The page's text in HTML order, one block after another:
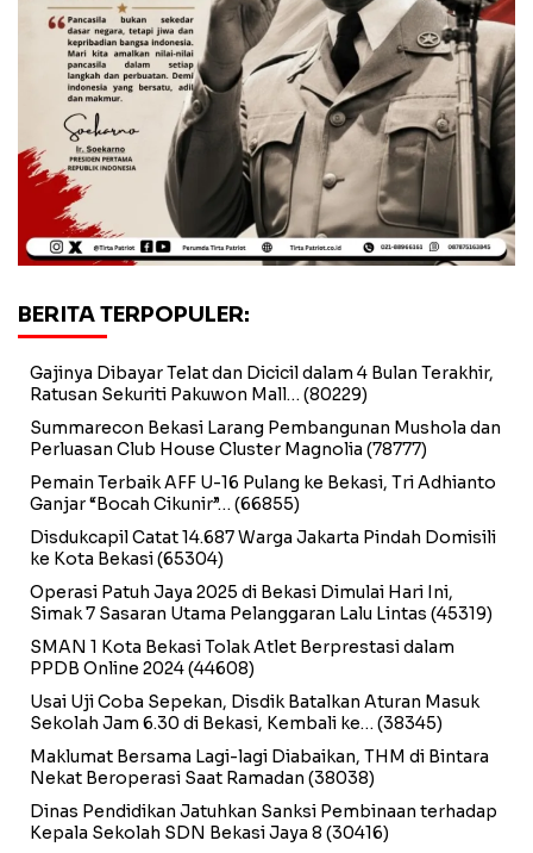
BERITA TERPOPULER:
Gajinya Dibayar Telat dan Dicicil dalam 4 Bulan Terakhir,
Ratusan Sekuriti Pakuwon Mall… (80229)
Summarecon Bekasi Larang Pembangunan Mushola dan
Perluasan Club House Cluster Magnolia (78777)
Pemain Terbaik AFF U-16 Pulang ke Bekasi, Tri Adhianto
Ganjar “Bocah Cikunir”… (66855)
Disdukcapil Catat 14.687 Warga Jakarta Pindah Domisili
ke Kota Bekasi(65304)
Operasi Patuh Jaya 2025 di Bekasi Dimulai Hari Ini,
Simak 7 Sasaran Utama Pelanggaran Lalu Lintas (45319)
SMAN 1 Kota Bekasi Tolak Atlet Berprestasi dalam
PPDB Online 2024(44608)
Usai Uji Coba Sepekan, Disdik Batalkan Aturan Masuk
Sekolah Jam 6.30 di Bekasi, Kembali ke… (38345)
Maklumat Bersama Lagi-lagi Diabaikan, THM di Bintara
Nekat Beroperasi Saat Ramadan (38038)
Dinas Pendidikan Jatuhkan Sanksi Pembinaan terhadap
Kepala Sekolah SDN Bekasi Jaya 8 (30416)